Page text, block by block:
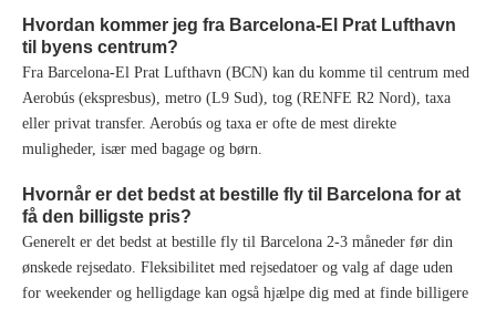
Hvordan kommer jeg fra Barcelona-El Prat Lufthavn
til byens centrum?
Fra Barcelona-El Prat Lufthavn (BCN) kan du komme til centrum med
Aerobús (ekspresbus), metro (L9 Sud), tog (RENFE R2 Nord), taxa
eller privat transfer. Aerobús og taxa er ofte de mest direkte
muligheder, især med bagage og børn.
Hvornår er det bedst at bestille fly til Barcelona for at
få den billigste pris?
Generelt er det bedst at bestille fly til Barcelona 2-3 måneder før din
ønskede rejsedato. Fleksibilitet med rejsedatoer og valg af dage uden
for weekender og helligdage kan også hjælpe dig med at finde billigere